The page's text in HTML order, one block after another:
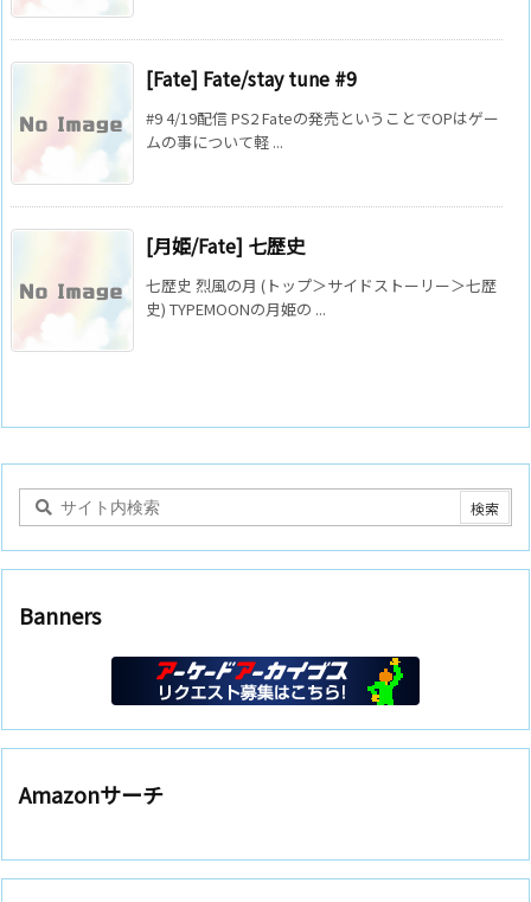
[Fate] Fate/stay tune #9
#9 4/19配信 PS2 Fateの発売ということでOPはゲー
ムの事について軽 ...
[月姫/Fate] 七歴史
七歴史 烈風の月 (トップ＞サイドストーリー＞七歴
史) TYPEMOONの月姫の ...
Banners
Amazonサーチ